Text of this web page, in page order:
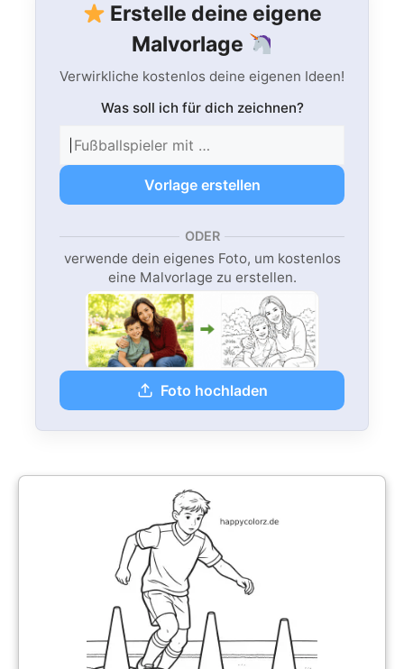
Erstelle deine eigene
Malvorlage
Verwirkliche kostenlos deine eigenen Ideen!
Was soll ich für dich zeichnen?
Vorlage erstellen
ODER
verwende dein eigenes Foto, um kostenlos
eine Malvorlage zu erstellen.
Foto hochladen